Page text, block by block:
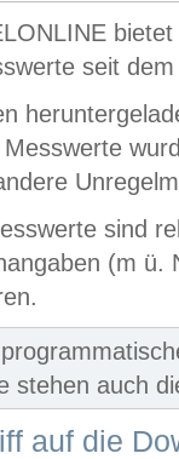
seit
Messwerte
sind
(m ü.
stehen auch
auf die